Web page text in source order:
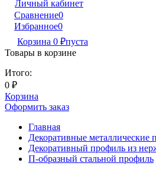
Личный кабинет
Сравнение0
Избранное0
Корзина 0 ₽пуста
Товары в корзине
Итого:
0 ₽
Корзина
Оформить заказ
Главная
Декоративные металлические
Декоративный профиль из
П-образный стальной профиль